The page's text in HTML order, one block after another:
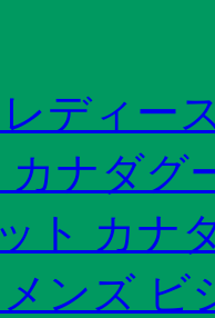
ディー
ナダグ
ト カナ
ンズ ビ